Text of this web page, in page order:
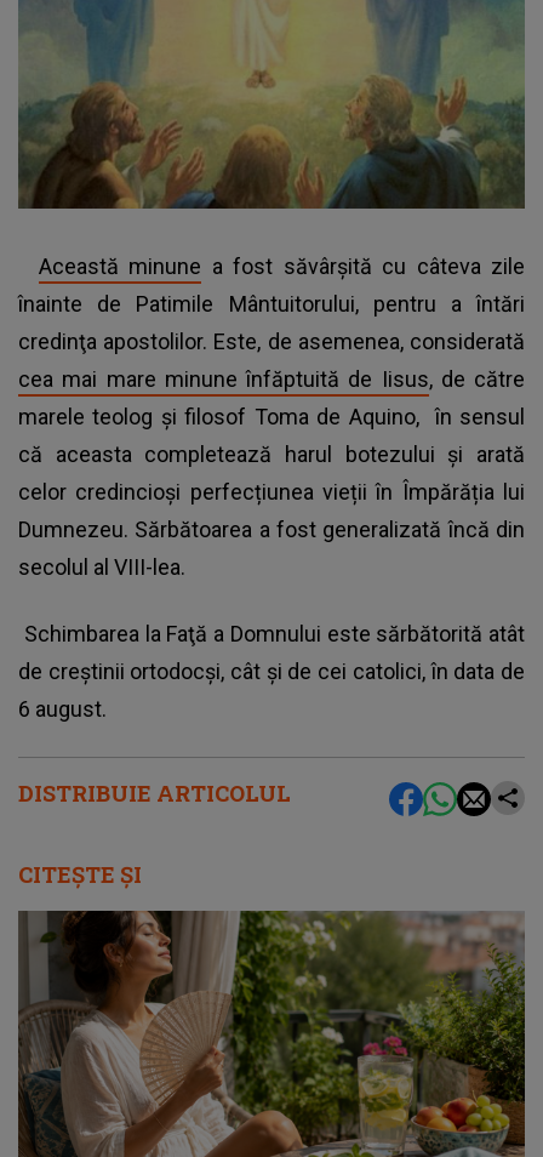
DISTRIBUIE ARTICOLUL
Această minune a fost săvârşită cu câteva zile
înainte de Patimile Mântuitorului, pentru a întări
credinţa apostolilor. Este, de asemenea, considerată
cea mai mare minune înfăptuită de Iisus, de către
marele teolog şi filosof Toma de Aquino, în sensul
că aceasta completează harul botezului și arată
celor credincioși perfecțiunea vieții în Împărăția lui
Dumnezeu. Sărbătoarea a fost generalizată încă din
secolul al VIII-lea.
Schimbarea la Faţă a Domnului este sărbătorită atât
de creştinii ortodocşi, cât şi de cei catolici, în data de
6 august.
CITEȘTE ȘI